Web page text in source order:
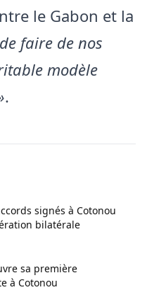
le Gabon et la
faire de nos
modèle
.
signés à Cotonou
bilatérale
sa première
à Cotonou